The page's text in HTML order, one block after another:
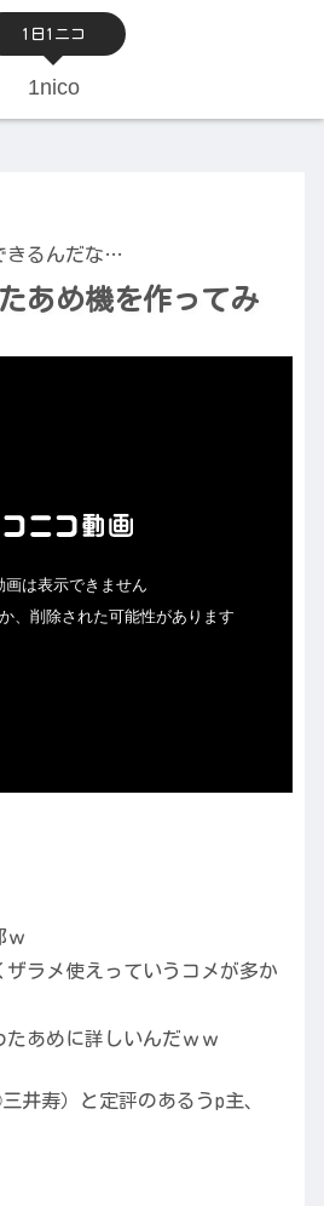
1日1ニコ
1nico
あめ機を作ってみ
きるんだな…
ｗ
ザラメ使えっていうコメが多か
あめに詳しいんだｗｗ
井寿）と定評のあるうp主、